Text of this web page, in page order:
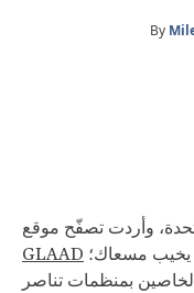
By
وأردت تصفّح موقع
GLAAD يخيب مسعاك؛
بمنظمات تناصر